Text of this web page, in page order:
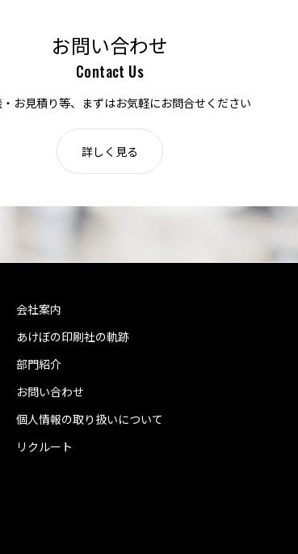
お問い合わせ
Contact Us
・お見積り等、まずはお気軽にお問合せください
詳しく見る
会社案内
あけぼの印刷社の軌跡
部門紹介
お問い合わせ
個人情報の取り扱いについて
リクルート